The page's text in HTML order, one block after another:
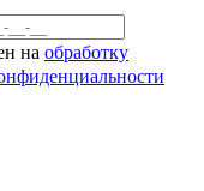
на обработку